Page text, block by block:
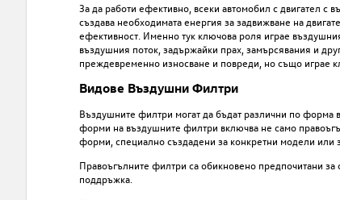
За да работи ефективно, всеки автомобил с двигател с
създава необходимата енергия за задвижване на
ефективност. Именно тук ключова роля играе
въздушния поток, задържайки прах, замърсявания и
преждевременно износване и повреди, но също играе
Видове Въздушни Филтри
Въздушните филтри могат да бъдат различни по форма
форми на въздушните филтри включва не само
форми, специално създадени за конкретни модели или
Правоъгълните филтри са обикновено предпочитани
поддръжка.